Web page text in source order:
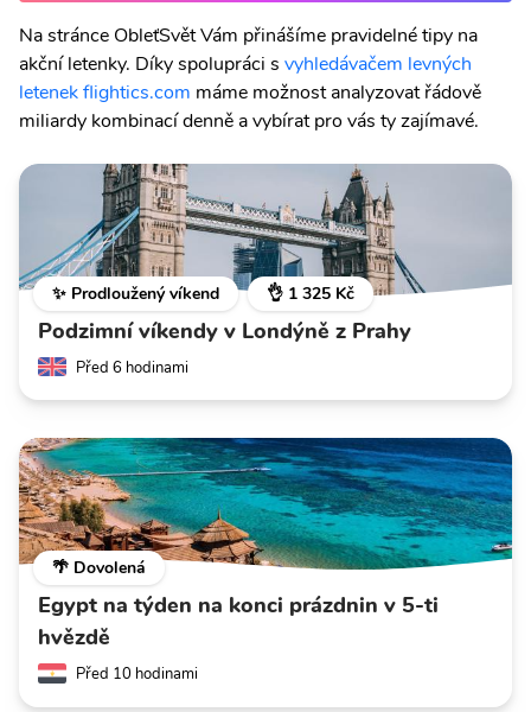
Na stránce ObleťSvět Vám přinášíme pravidelné tipy na
akční letenky. Díky spolupráci s vyhledávačem levných
letenek flightics.com máme možnost analyzovat řádově
miliardy kombinací denně a vybírat pro vás ty zajímavé.
✨ Prodloužený víkend 👌 1 325 Kč
Podzimní víkendy v Londýně z Prahy
Před 6 hodinami
🌴 Dovolená
Egypt na týden na konci prázdnin v 5-ti
hvězdě
Před 10 hodinami